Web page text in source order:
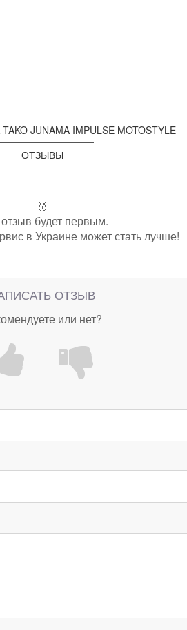
JUNAMA IMPULSE MOTOSTYLE
ОТЗЫВЫ
🥇
будет первым.
в Украине может стать лучше!
ОТЗЫВ
или нет?